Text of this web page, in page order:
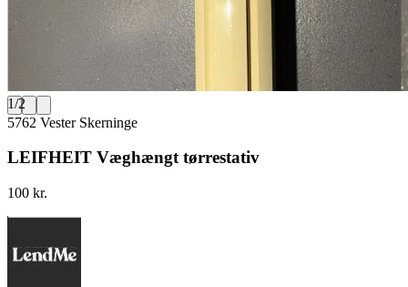
1/2
5762 Vester Skerninge
LEIFHEIT Væghængt tørrestativ
100 kr.